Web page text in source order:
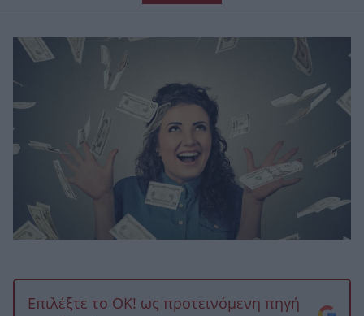
Επιλέξτε το OK! ως προτεινόμενη πηγή